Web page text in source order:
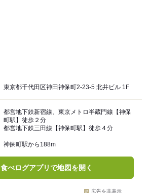
東京都千代田区神田神保町2-23-5 北井ビル 1F
都営地下鉄新宿線、東京メトロ半蔵門線【神保
町駅】徒歩２分
都営地下鉄三田線【神保町駅】徒歩４分
神保町駅から188m
食べログアプリで地図を開く
広告を非表示